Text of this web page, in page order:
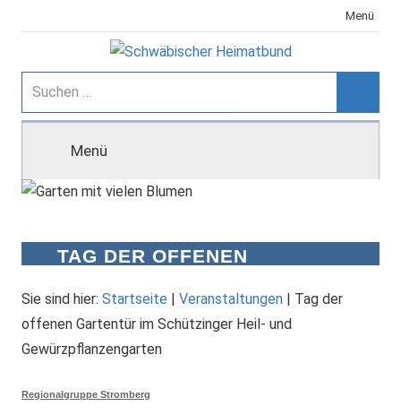
Inhalt
Menü
Schwäbischer
Heimatbund
Suchen
nach:
Menü
TAG DER OFFENEN
HEIL- UND
GEWÜRZPFLANZENGARTEN
Sie sind hier: Startseite | Veranstaltungen | Tag der
offenen Gartentür im Schützinger Heil- und
Gewürzpflanzengarten
Regionalgruppe Stromberg